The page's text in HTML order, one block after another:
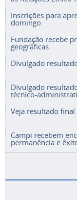
Inscrições para
domingo
Fundação recebe
geográficas
Divulgado
Divulgado
técnico-
Veja resultado final
Campi recebem
permanência e